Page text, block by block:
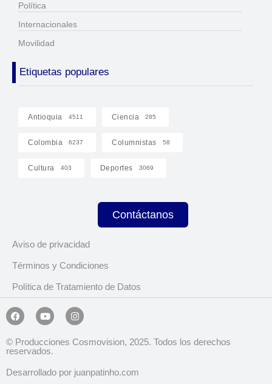
Política
Internacionales
Movilidad
Etiquetas populares
Antioquia 4511 Ciencia 285
Colombia 6237 Columnistas 58
Cultura 403 Deportes 3069
Contáctanos
Aviso de privacidad
Términos y Condiciones
Política de Tratamiento de Datos
© Producciones Cosmovision, 2025. Todos los derechos
reservados.
Desarrollado por juanpatinho.com